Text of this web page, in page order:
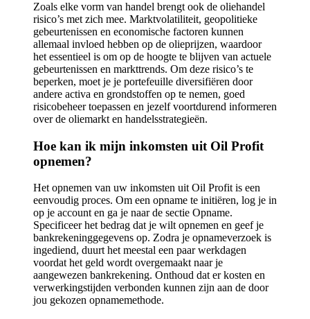
Zoals elke vorm van handel brengt ook de oliehandel
risico’s met zich mee. Marktvolatiliteit, geopolitieke
gebeurtenissen en economische factoren kunnen
allemaal invloed hebben op de olieprijzen, waardoor
het essentieel is om op de hoogte te blijven van actuele
gebeurtenissen en markttrends. Om deze risico’s te
beperken, moet je je portefeuille diversifiëren door
andere activa en grondstoffen op te nemen, goed
risicobeheer toepassen en jezelf voortdurend informeren
over de oliemarkt en handelsstrategieën.
Hoe kan ik mijn inkomsten uit Oil Profit
opnemen?
Het opnemen van uw inkomsten uit Oil Profit is een
eenvoudig proces. Om een opname te initiëren, log je in
op je account en ga je naar de sectie Opname.
Specificeer het bedrag dat je wilt opnemen en geef je
bankrekeninggegevens op. Zodra je opnameverzoek is
ingediend, duurt het meestal een paar werkdagen
voordat het geld wordt overgemaakt naar je
aangewezen bankrekening. Onthoud dat er kosten en
verwerkingstijden verbonden kunnen zijn aan de door
jou gekozen opnamemethode.